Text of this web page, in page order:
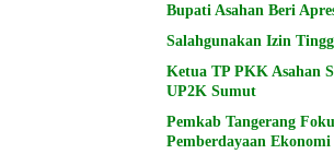
Bupati Asahan Beri
Salahgunakan Izin
Ketua TP PKK Asahan
UP2K Sumut
Pemkab Tangerang
Pemberdayaan Ekonomi